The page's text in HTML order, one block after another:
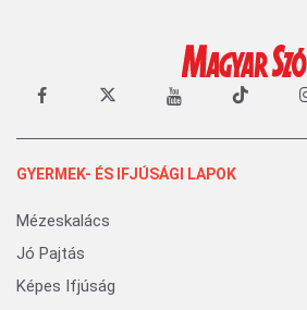
GYERMEK- ÉS IFJÚSÁGI LAPOK
Mézeskalács
Jó Pajtás
Képes Ifjúság